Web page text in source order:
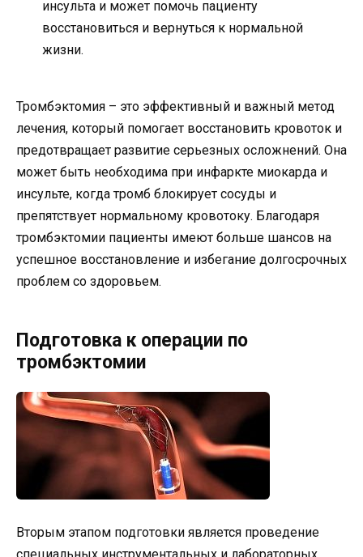
инсульта и может помочь пациенту
восстановиться и вернуться к нормальной
жизни.
Тромбэктомия – это эффективный и важный метод
лечения, который помогает восстановить кровоток и
предотвращает развитие серьезных осложнений. Она
может быть необходима при инфаркте миокарда и
инсульте, когда тромб блокирует сосуды и
препятствует нормальному кровотоку. Благодаря
тромбэктомии пациенты имеют больше шансов на
успешное восстановление и избегание долгосрочных
проблем со здоровьем.
Подготовка к операции по
тромбэктомии
Вторым этапом подготовки является проведение